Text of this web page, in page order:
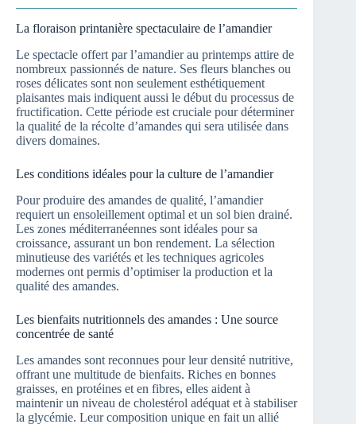
La floraison printanière spectaculaire de l’amandier
Le spectacle offert par l’amandier au printemps attire de
nombreux passionnés de nature. Ses fleurs blanches ou
roses délicates sont non seulement esthétiquement
plaisantes mais indiquent aussi le début du processus de
fructification. Cette période est cruciale pour déterminer
la qualité de la récolte d’amandes qui sera utilisée dans
divers domaines.
Les conditions idéales pour la culture de l’amandier
Pour produire des amandes de qualité, l’amandier
requiert un ensoleillement optimal et un sol bien drainé.
Les zones méditerranéennes sont idéales pour sa
croissance, assurant un bon rendement. La sélection
minutieuse des variétés et les techniques agricoles
modernes ont permis d’optimiser la production et la
qualité des amandes.
Les bienfaits nutritionnels des amandes : Une source
concentrée de santé
Les amandes sont reconnues pour leur densité nutritive,
offrant une multitude de bienfaits. Riches en bonnes
graisses, en protéines et en fibres, elles aident à
maintenir un niveau de cholestérol adéquat et à stabiliser
la glycémie. Leur composition unique en fait un allié